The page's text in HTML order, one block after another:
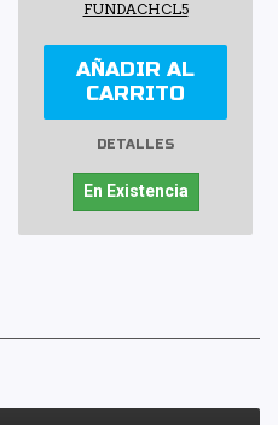
FUNDACHCL5
AÑADIR AL
CARRITO
DETALLES
En Existencia